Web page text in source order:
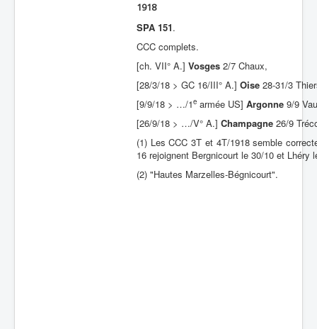
1918
SPA 151.
CCC complets.
[ch. VII° A.] Vosges 2/7 Chaux,
[28/3/18 > GC 16/III° A.] Oise 28-31/3
[9/9/18 > …/1e armée US] Argonne 9/9
[26/9/18 > …/V° A.] Champagne 26/9
(1) Les CCC 3T et 4T/1918 semble
16 rejoignent Bergnicourt le 30/10 et
(2) "Hautes Marzelles-Bégnicourt".